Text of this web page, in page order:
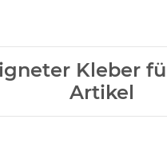
Kleber
Artikel